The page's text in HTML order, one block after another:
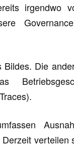
irgendwo
Die